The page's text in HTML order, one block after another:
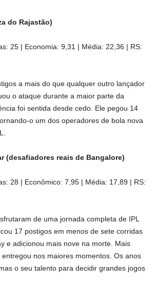
do Rajastão)
25 | Economia: 9,31 | Média: 22,36 | RS:
a mais do que qualquer outro lançador
o ataque durante a maior parte da
foi sentida desde cedo. Ele pegou 14
o um dos operadores de bola nova
(desafiadores reais de Bangalore)
28 | Econômico: 7,95 | Média: 17,89 | RS:
de uma jornada completa de IPL
17 postigos em menos de sete corridas
e adicionou mais nove na morte. Mais
nos maiores momentos. Os anos
o seu talento para decidir grandes jogos